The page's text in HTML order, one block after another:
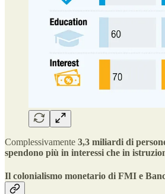
Complessivamente 3,3 miliardi di
spendono più in interessi che in
Il colonialismo monetario di FMI e